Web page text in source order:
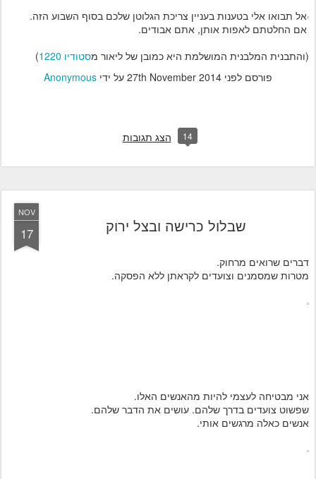
אל תבואו אלי בטענות בעניין צריכת הגלוטן שלכם בסוף השבוע הזה.
אם החלטתם לאפות אותן, אתם אבודים.
(והתבנית המלבנית המושלמת היא כמובן של ליאור מסטודיו 1220
)
פורסם לפני 27th November 2014 על ידי Anonymous
14 הצג תגובות
NOV
17 שבלול כרישה ובצל ירוק
דברים שרואים מרחוק.
מטרות שמסמנים וצועדים לקראתן ללא הפסקה.
אני מבטיחה לעצמי להיות מהאנשים האלו.
שפשוט צועדים בדרך שלהם. עושים את הדבר שלהם.
אנשים כאלה מרגשים אותי.